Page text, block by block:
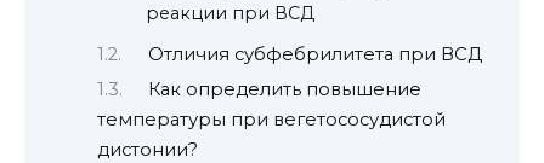
реакции при ВСД
Отличия субфебрилитета при ВСД
Как определить повышение
температуры при вегетососудистой
дистонии?